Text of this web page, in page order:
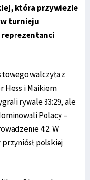
która przywiezie
turnieju
walczyła z
Hess i Maikiem
rywale 33:29, ale
Polacy –
4:2. W
polskiej